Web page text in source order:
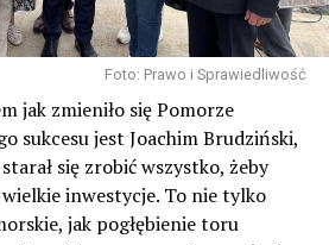
Foto: Prawo i Sprawiedliwość
jak zmieniło się Pomorze
sukcesu jest Joachim Brudziński,
się zrobić wszystko, żeby
inwestycje. To nie tylko
jak pogłębienie toru